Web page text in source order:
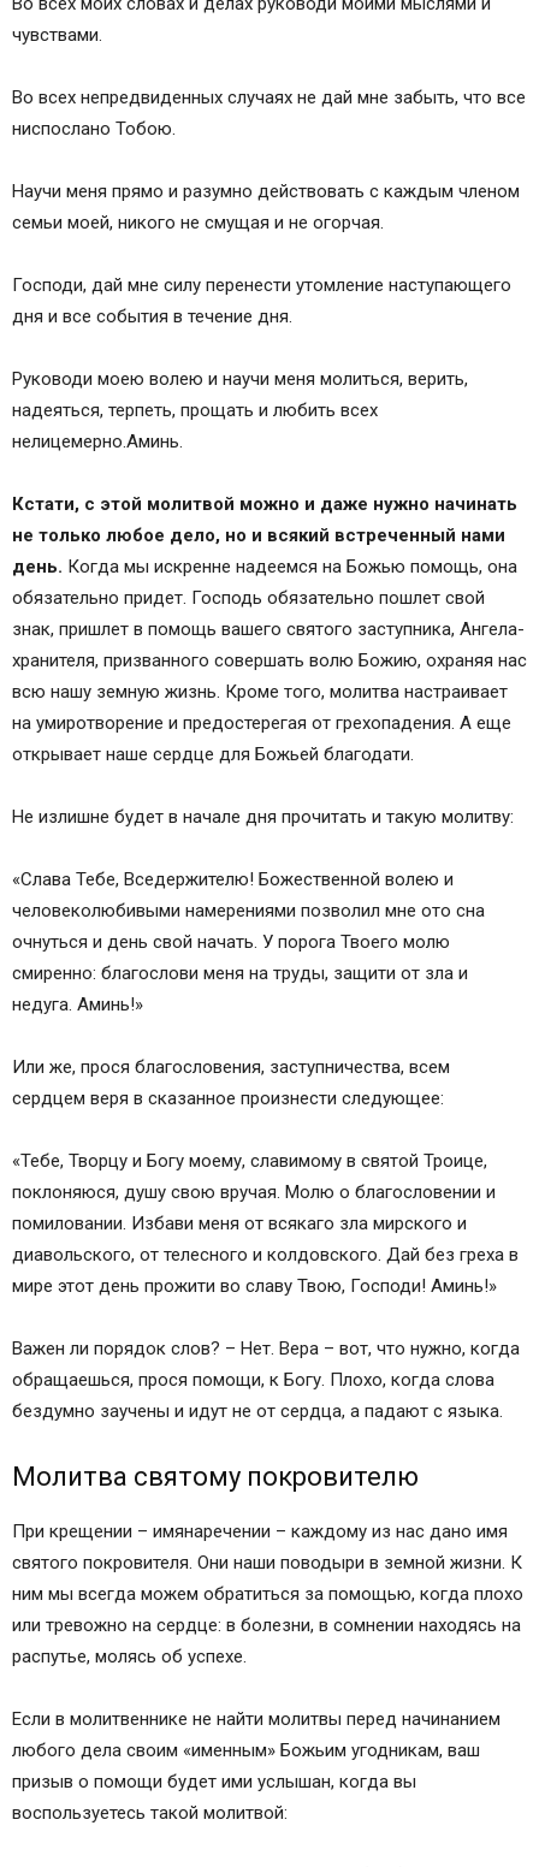
чувствами.
Во всех непредвиденных случаях не дай мне забыть, что все
ниспослано Тобою.
Научи меня прямо и разумно действовать с каждым членом
семьи моей, никого не смущая и не огорчая.
Господи, дай мне силу перенести утомление наступающего
дня и все события в течение дня.
Руководи моею волею и научи меня молиться, верить,
надеяться, терпеть, прощать и любить всех
нелицемерно.Аминь.
Кстати, с этой молитвой можно и даже нужно начинать
не только любое дело, но и всякий встреченный нами
день. Когда мы искренне надеемся на Божью помощь, она
обязательно придет. Господь обязательно пошлет свой
знак, пришлет в помощь вашего святого заступника, Ангела-
хранителя, призванного совершать волю Божию, охраняя нас
всю нашу земную жизнь. Кроме того, молитва настраивает
на умиротворение и предостерегая от грехопадения. А еще
открывает наше сердце для Божьей благодати.
Не излишне будет в начале дня прочитать и такую молитву:
«Слава Тебе, Вседержителю! Божественной волею и
человеколюбивыми намерениями позволил мне ото сна
очнуться и день свой начать. У порога Твоего молю
смиренно: благослови меня на труды, защити от зла и
недуга. Аминь!»
Или же, прося благословения, заступничества, всем
сердцем веря в сказанное произнести следующее:
«Тебе, Творцу и Богу моему, славимому в святой Троице,
поклоняюся, душу свою вручая. Молю о благословении и
помиловании. Избави меня от всякаго зла мирского и
диавольского, от телесного и колдовского. Дай без греха в
мире этот день прожити во славу Твою, Господи! Аминь!»
Важен ли порядок слов? – Нет. Вера – вот, что нужно, когда
обращаешься, прося помощи, к Богу. Плохо, когда слова
бездумно заучены и идут не от сердца, а падают с языка.
Молитва святому покровителю
При крещении – имянаречении – каждому из нас дано имя
святого покровителя. Они наши поводыри в земной жизни. К
ним мы всегда можем обратиться за помощью, когда плохо
или тревожно на сердце: в болезни, в сомнении находясь на
распутье, молясь об успехе.
Если в молитвеннике не найти молитвы перед начинанием
любого дела своим «именным» Божьим угодникам, ваш
призыв о помощи будет ими услышан, когда вы
воспользуетесь такой молитвой: